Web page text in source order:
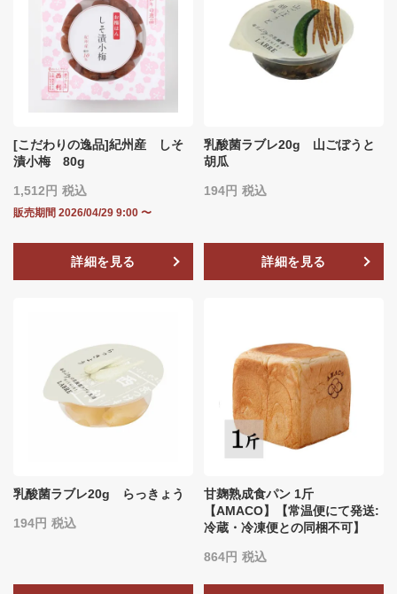
[こだわりの逸品]紀州産 しそ
漬小梅 80g
1,512 税込
販売期間 2026/04/29 9:00 〜
詳細を見る
乳酸菌ラブレ20g 山ごぼうと
胡瓜
194 税込
詳細を見る
乳酸菌ラブレ20g らっきょう
194 税込
甘麹熟成食パン 1斤
【AMACO】【常温便にて発送:
冷蔵・冷凍便との同梱不可】
864 税込